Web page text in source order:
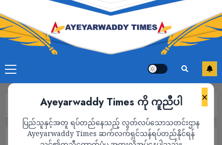
×
Ayeyarwaddy Times ကို ကူညီပါ
ပြည်သူနှင့်အတူ ရပ်တည်နေသည့် လွတ်လပ်သောသတင်းဌာန
Ayeyarwaddy Times ဆက်လက်ရှင်သန်ရပ်တည်နိုင်ရန်
2022 March